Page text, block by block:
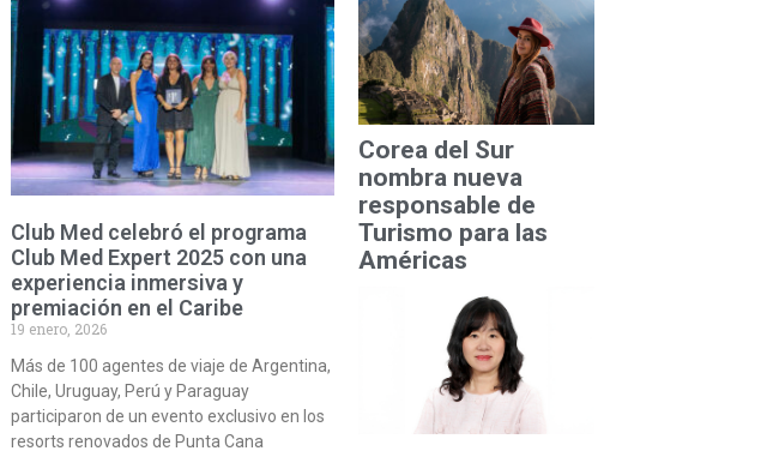
Club Med celebró el programa
Club Med Expert 2025 con una
experiencia inmersiva y
premiación en el Caribe
19 enero, 2026
Más de 100 agentes de viaje de Argentina,
Chile, Uruguay, Perú y Paraguay
participaron de un evento exclusivo en los
resorts renovados de Punta Cana
Corea del Sur
nombra nueva
responsable de
Turismo para las
Américas